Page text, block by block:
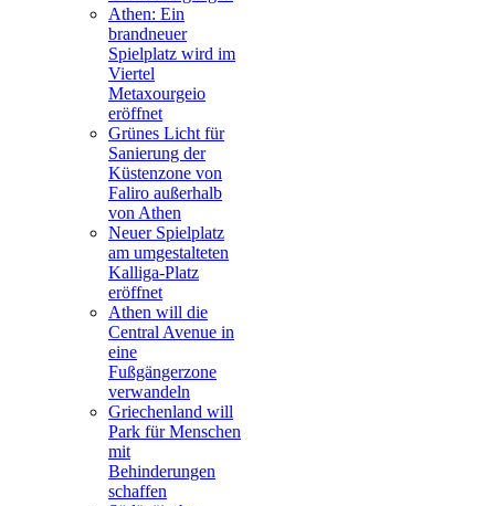
Athen: Ein
brandneuer
Spielplatz wird im
Viertel
Metaxourgeio
eröffnet
Grünes Licht für
Sanierung der
Küstenzone von
Faliro außerhalb
von Athen
Neuer Spielplatz
am umgestalteten
Kalliga-Platz
eröffnet
Athen will die
Central Avenue in
eine
Fußgängerzone
verwandeln
Griechenland will
Park für Menschen
mit
Behinderungen
schaffen